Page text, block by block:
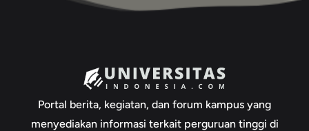
Portal berita, kegiatan, dan forum kampus yang
menyediakan informasi terkait perguruan tinggi di